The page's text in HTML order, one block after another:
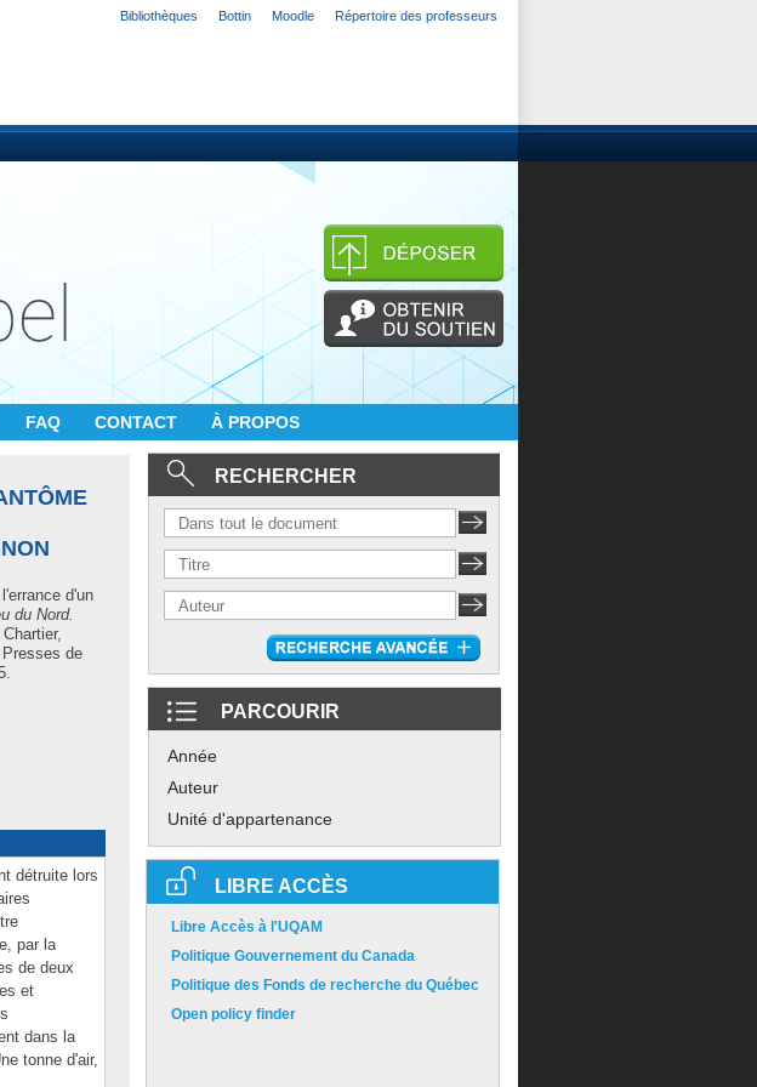
Bibliothèques Bottin Moodle Répertoire des professeurs
FAQ CONTACT À PROPOS
d'un
du Nord.
Chartier,
de
détruite lors
par la
de deux
et
dans la
tonne d'air,
RECHERCHER
PARCOURIR
Année
Auteur
Unité d'appartenance
LIBRE ACCÈS
Libre Accès à l'UQAM
Politique Gouvernement du Canada
Politique des Fonds de recherche du Québec
Open policy finder